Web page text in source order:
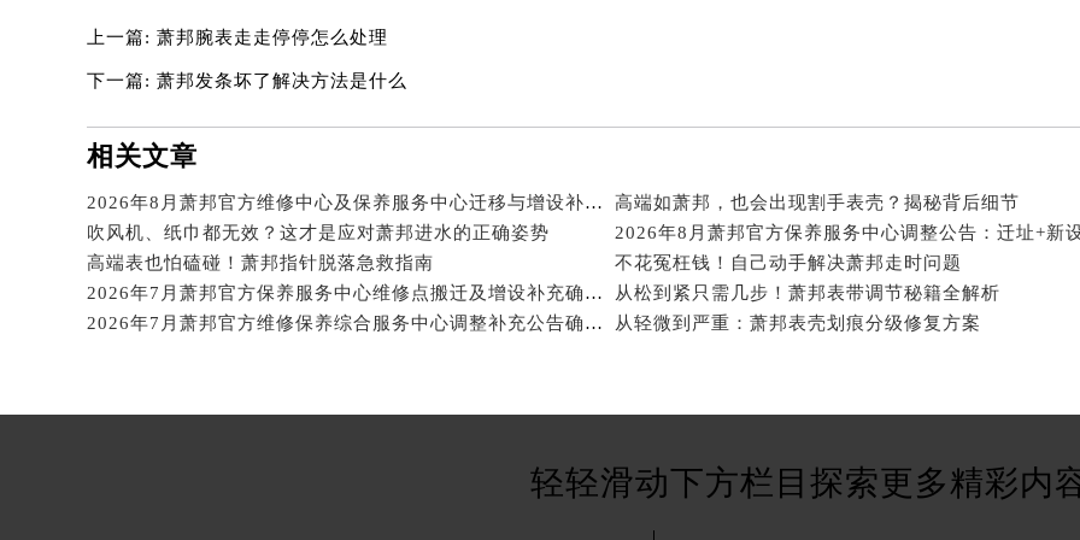
辽宁省辽阳市白塔区新运大街萧邦售后服务中心（需提前预约）
辽宁省盘锦市兴隆台区石油大街萧邦售后服务中心（需提前预约）
辽宁省沈阳市沈河区中街路83号亨得利名表维修授权店1楼萧邦售后服务中心（需提前预约）
北京市朝阳区建国门外大街甲6号华熙国际中心D座11层1102室萧邦售后服务中心（北京总部）（需
北京市东城区东长安街1号王府井东方广场W3座6层602室萧邦售后服务中心（需提前预约）
河北省保定市竞秀区朝阳北大街北国先天下萧邦售后服务中心（需提前预约）
内蒙古自治区包头市青山区幸福路甲3号王府井百货名表维修萧邦售后服务中心（需提前预约）
内蒙古自治区鄂尔多斯市东胜区伊金霍洛街萧邦售后服务中心（需提前预约）
上一篇: 萧邦腕表走走停停怎么处理
下一篇: 萧邦发条坏了解决方法是什么
相关文章
2026年8月萧邦官方维修中心及保养服务中心迁移与增设补充确认终稿
高端如萧邦，也会出现割手表壳？揭秘背后细节
吹风机、纸巾都无效？这才是应对萧邦进水的正确姿势
2026年8月萧邦官方保养服务中心调整公告：迁址+新
高端表也怕磕碰！萧邦指针脱落急救指南
不花冤枉钱！自己动手解决萧邦走时问题
2026年7月萧邦官方保养服务中心维修点搬迁及增设补充确认正式发布
从松到紧只需几步！萧邦表带调节秘籍全解析
2026年7月萧邦官方维修保养综合服务中心调整补充公告确认终稿发布
从轻微到严重：萧邦表壳划痕分级修复方案
轻轻滑动下方栏目探索更多精彩内